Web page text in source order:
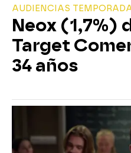
AUDIENCIAS
Neox (1,7%)
Target
34 años